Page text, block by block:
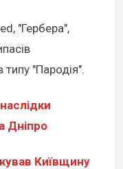
"Гербера",
типу "Пародія".
Дніпро
Київщину